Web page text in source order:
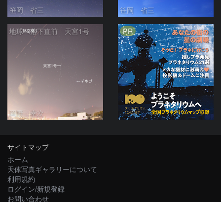
笹岡 省三 笹岡 省三
地球へ落下直前 天宮1号
岡野 幸次
PR
サイトマップ
ホーム
天体写真ギャラリーについて
利用規約
ログイン/新規登録
お問い合わせ